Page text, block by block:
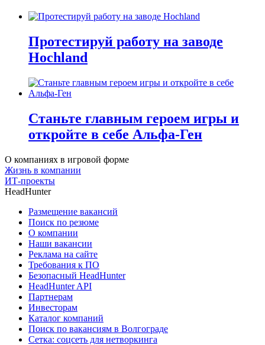
Протестируй работу на заводе
Hochland
Станьте главным героем игры и
откройте в себе Альфа-Ген
О компаниях в игровой форме
Жизнь в компании
ИТ-проекты
HeadHunter
Размещение вакансий
Поиск по резюме
О компании
Наши вакансии
Реклама на сайте
Требования к ПО
Безопасный HeadHunter
HeadHunter API
Партнерам
Инвесторам
Каталог компаний
Поиск по вакансиям в Волгограде
Сетка: соцсеть для нетворкинга